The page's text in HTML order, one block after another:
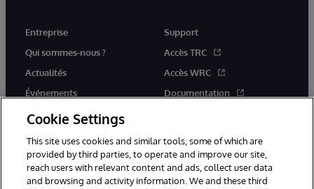
Entreprise
Qui sommes-nous ?
Actualités
Événements
Rejoignez-nous
Support
Accès TRC
Accès WRC
Documentation
Cookie Settings
This site uses cookies and similar tools, some of which are
provided by third parties, to operate and improve our site,
reach users with relevant content and ads, collect user data
and browsing and activity information. We and these third